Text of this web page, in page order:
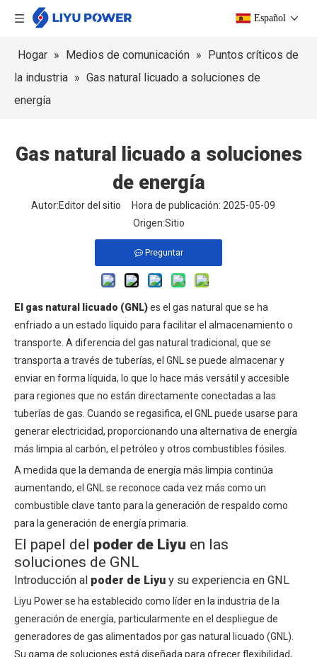
Español
Hogar » Medios de comunicación » Puntos críticos de
la industria » Gas natural licuado a soluciones de
energía
Gas natural licuado a soluciones
de energía
Autor:Editor del sitio Hora de publicación: 2025-05-09
Origen:Sitio
Preguntar
El gas natural licuado (GNL)es el gas natural que se ha
enfriado a un estado líquido para facilitar el almacenamiento o
transporte. A diferencia del gas natural tradicional, que se
transporta a través de tuberías, el GNL se puede almacenar y
enviar en forma líquida, lo que lo hace más versátil y accesible
para regiones que no están directamente conectadas a las
tuberías de gas. Cuando se regasifica, el GNL puede usarse para
generar electricidad, proporcionando una alternativa de energía
más limpia al carbón, el petróleo y otros combustibles fósiles.
A medida que la demanda de energía más limpia continúa
aumentando, el GNL se reconoce cada vez más como un
combustible clave tanto para la generación de respaldo como
para la generación de energía primaria.
El papel del poder de Liyu en las
soluciones de GNL
Introducción al poder de Liyu y su experiencia en GNL
Liyu Power se ha establecido como líder en la industria de la
generación de energía, particularmente en el despliegue de
generadores de gas alimentados por gas natural licuado (GNL).
Su gama de soluciones está diseñada para ofrecer flexibilidad,